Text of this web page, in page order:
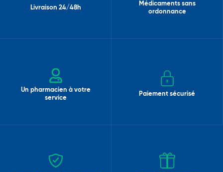
Livraison 24/48h
Médicaments sans
ordonnance
Un pharmacien à votre
service
Paiement sécurisé